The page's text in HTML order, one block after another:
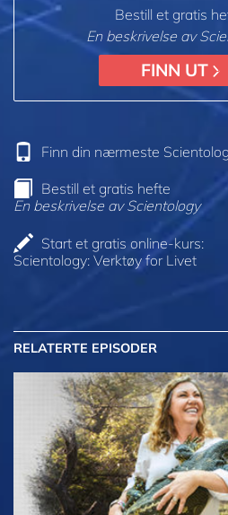
Bestill et gratis
En beskrivelse av
FINN UT
Finn din nærmeste
Bestill et gratis hefte
En beskrivelse av Scientology
Start et gratis online-kurs:
Scientology: Verktøy for Livet
RELATERTE EPISODER